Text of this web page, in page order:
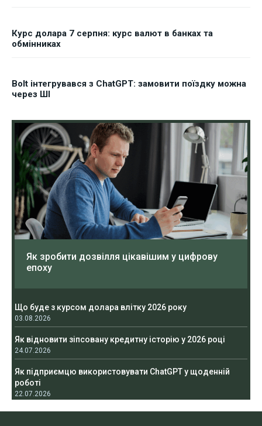
Курс долара 7 серпня: курс валют в банках та
обмінниках
Bolt інтегрувався з ChatGPT: замовити поїздку можна
через ШІ
Як зробити дозвілля цікавішим у цифрову
епоху
Що буде з курсом долара влітку 2026 року
03.08.2026
Як відновити зіпсовану кредитну історію у 2026 році
24.07.2026
Як підприємцю використовувати ChatGPT у щоденній
роботі
22.07.2026